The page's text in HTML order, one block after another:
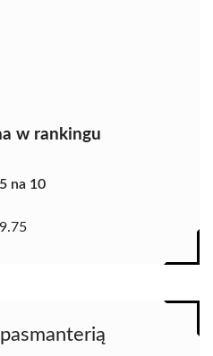
w rankingu
na 10
9.75